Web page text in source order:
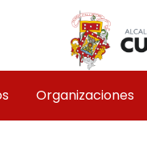
Organizaciones